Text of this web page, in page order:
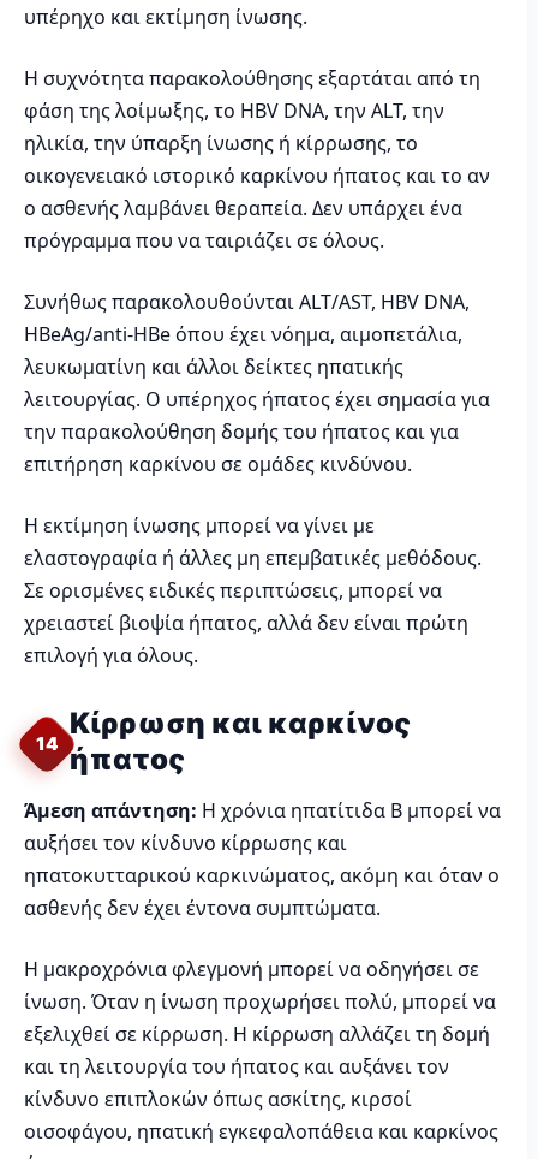
υπέρηχο και εκτίμηση ίνωσης.
Η συχνότητα παρακολούθησης εξαρτάται από τη
φάση της λοίμωξης, το HBV DNA, την ALT, την
ηλικία, την ύπαρξη ίνωσης ή κίρρωσης, το
οικογενειακό ιστορικό καρκίνου ήπατος και το αν
ο ασθενής λαμβάνει θεραπεία. Δεν υπάρχει ένα
πρόγραμμα που να ταιριάζει σε όλους.
Συνήθως παρακολουθούνται ALT/AST, HBV DNA,
HBeAg/anti-HBe όπου έχει νόημα, αιμοπετάλια,
λευκωματίνη και άλλοι δείκτες ηπατικής
λειτουργίας. Ο υπέρηχος ήπατος έχει σημασία για
την παρακολούθηση δομής του ήπατος και για
επιτήρηση καρκίνου σε ομάδες κινδύνου.
Η εκτίμηση ίνωσης μπορεί να γίνει με
ελαστογραφία ή άλλες μη επεμβατικές μεθόδους.
Σε ορισμένες ειδικές περιπτώσεις, μπορεί να
χρειαστεί βιοψία ήπατος, αλλά δεν είναι πρώτη
επιλογή για όλους.
14
Κίρρωση και καρκίνος
ήπατος
Άμεση απάντηση: Η χρόνια ηπατίτιδα Β μπορεί να
αυξήσει τον κίνδυνο κίρρωσης και
ηπατοκυτταρικού καρκινώματος, ακόμη και όταν ο
ασθενής δεν έχει έντονα συμπτώματα.
Η μακροχρόνια φλεγμονή μπορεί να οδηγήσει σε
ίνωση. Όταν η ίνωση προχωρήσει πολύ, μπορεί να
εξελιχθεί σε κίρρωση. Η κίρρωση αλλάζει τη δομή
και τη λειτουργία του ήπατος και αυξάνει τον
κίνδυνο επιπλοκών όπως ασκίτης, κιρσοί
οισοφάγου, ηπατική εγκεφαλοπάθεια και καρκίνος